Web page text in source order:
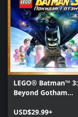
LEGO® Batman™ 3:
Beyond Gotham
USD$29.99+